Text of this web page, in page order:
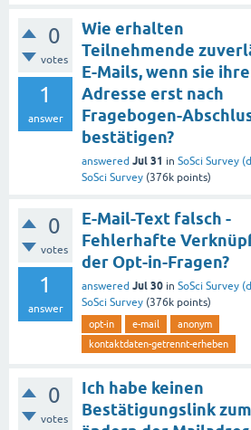
0
votes
1
answer
Wie erhalten
Teilnehmende
E-Mails, wenn sie ihre
Adresse erst nach
Fragebogen-
bestätigen?
answered Jul 31 in SoSci Survey
SoSci Survey (376k points)
0
votes
1
answer
E-Mail-Text falsch -
Fehlerhafte
der Opt-in-Fragen?
answered Jul 30 in SoSci Survey
SoSci Survey (376k points)
opt-in e-mail
anonym
kontaktdaten-getrennt-erheben
0
votes
Ich habe keinen
Bestätigungslink zum